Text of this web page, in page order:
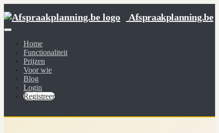
Afspraakplanning.be
Home
Functionaliteit
Prijzen
Voor wie
Blog
Login
Registreer